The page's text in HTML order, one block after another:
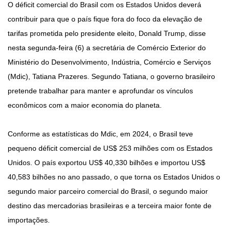
O déficit comercial do Brasil com os Estados Unidos deverá
contribuir para que o país fique fora do foco da elevação de
tarifas prometida pelo presidente eleito, Donald Trump, disse
nesta segunda-feira (6) a secretária de Comércio Exterior do
Ministério do Desenvolvimento, Indústria, Comércio e Serviços
(Mdic), Tatiana Prazeres. Segundo Tatiana, o governo brasileiro
pretende trabalhar para manter e aprofundar os vínculos
econômicos com a maior economia do planeta.
Conforme as estatísticas do Mdic, em 2024, o Brasil teve
pequeno déficit comercial de US$ 253 milhões com os Estados
Unidos. O país exportou US$ 40,330 bilhões e importou US$
40,583 bilhões no ano passado, o que torna os Estados Unidos o
segundo maior parceiro comercial do Brasil, o segundo maior
destino das mercadorias brasileiras e a terceira maior fonte de
importações.